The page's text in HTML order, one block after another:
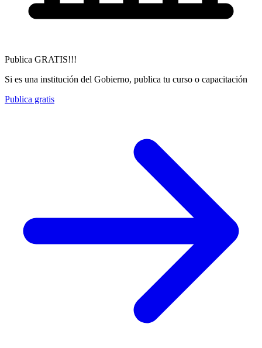
Publica GRATIS!!!
Si es una institución del Gobierno, publica tu curso o capacitación
Publica gratis